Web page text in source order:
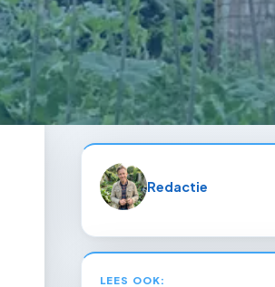
Redactie
LEES OOK: